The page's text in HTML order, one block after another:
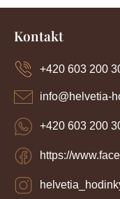
Kontakt
info@helvetia-
+420 603 200
https://
+420 603 200